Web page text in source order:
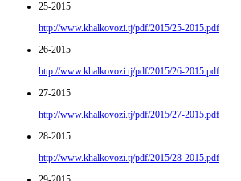
25-2015
http://www.khalkovozi.tj/pdf/2015/25-2015.pdf
26-2015
http://www.khalkovozi.tj/pdf/2015/26-2015.pdf
27-2015
http://www.khalkovozi.tj/pdf/2015/27-2015.pdf
28-2015
http://www.khalkovozi.tj/pdf/2015/28-2015.pdf